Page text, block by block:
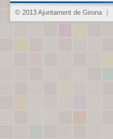
© 2013 Ajuntament de Girona